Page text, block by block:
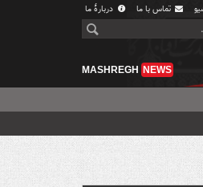
تماس با ما دربارهٔ ما
MASHREGH NEWS